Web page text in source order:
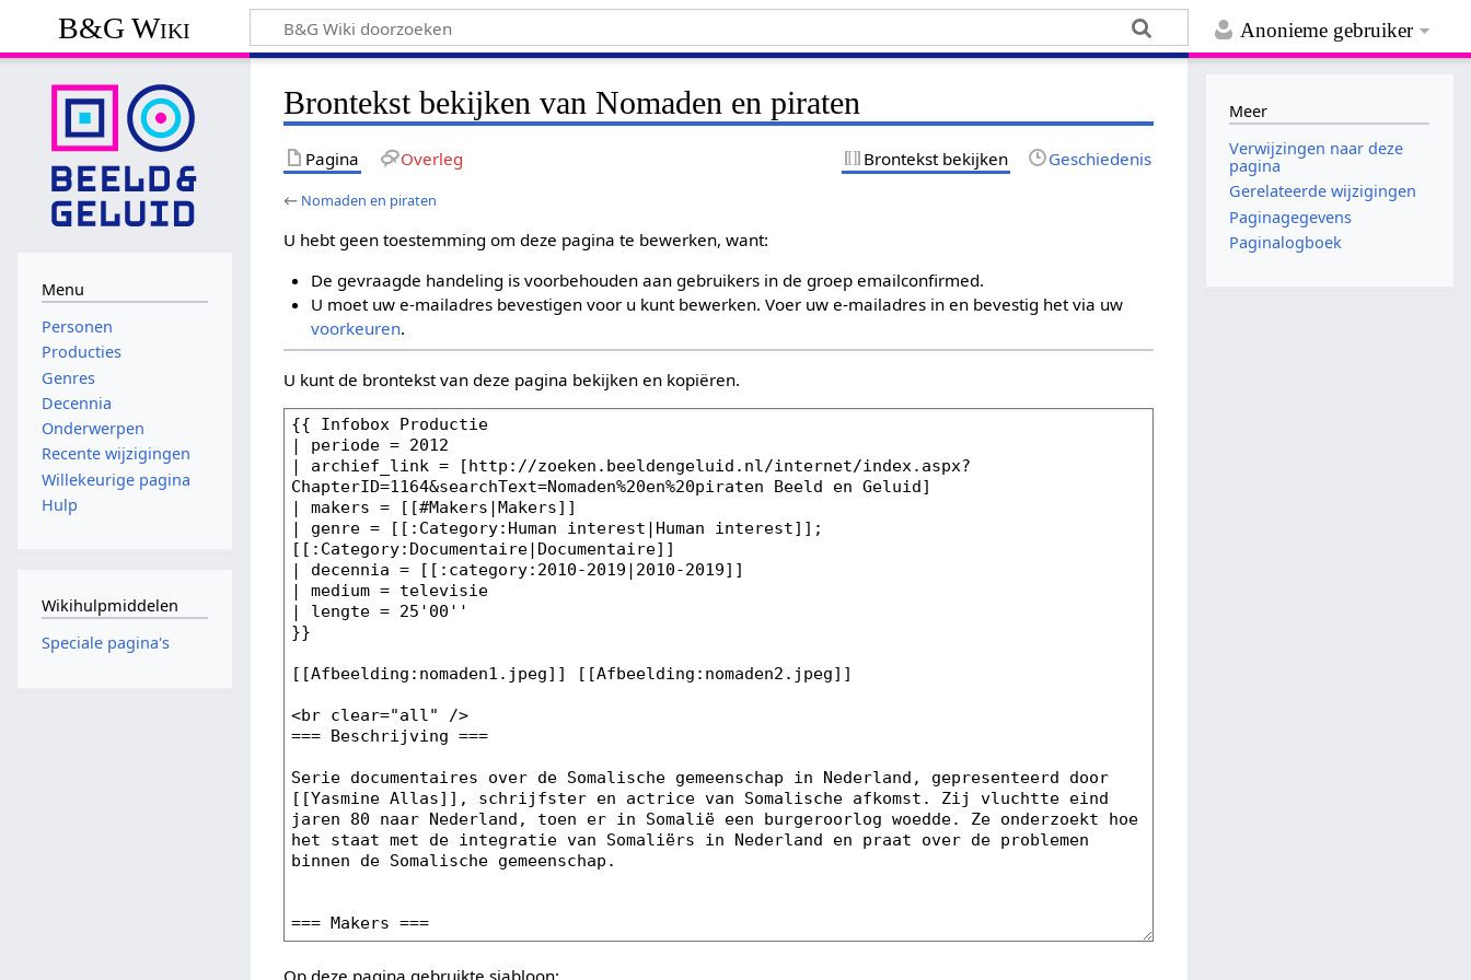
Anonieme gebruiker
B&G Wiki
Brontekst bekijken van Nomaden en piraten
Pagina Overleg Brontekst bekijken Geschiedenis
← Nomaden en piraten
U hebt geen toestemming om deze pagina te bewerken, want:
De gevraagde handeling is voorbehouden aan gebruikers in de groep emailconfirmed.
U moet uw e-mailadres bevestigen voor u kunt bewerken. Voer uw e-mailadres in en bevestig het via uw
voorkeuren.
U kunt de brontekst van deze pagina bekijken en kopiëren.
Op deze pagina gebruikte sjabloon:
Menu
Personen
Producties
Genres
Decennia
Onderwerpen
Recente wijzigingen
Willekeurige pagina
Hulp
Wikihulpmiddelen
Speciale pagina's
Meer
Verwijzingen naar deze
pagina
Gerelateerde wijzigingen
Paginagegevens
Paginalogboek